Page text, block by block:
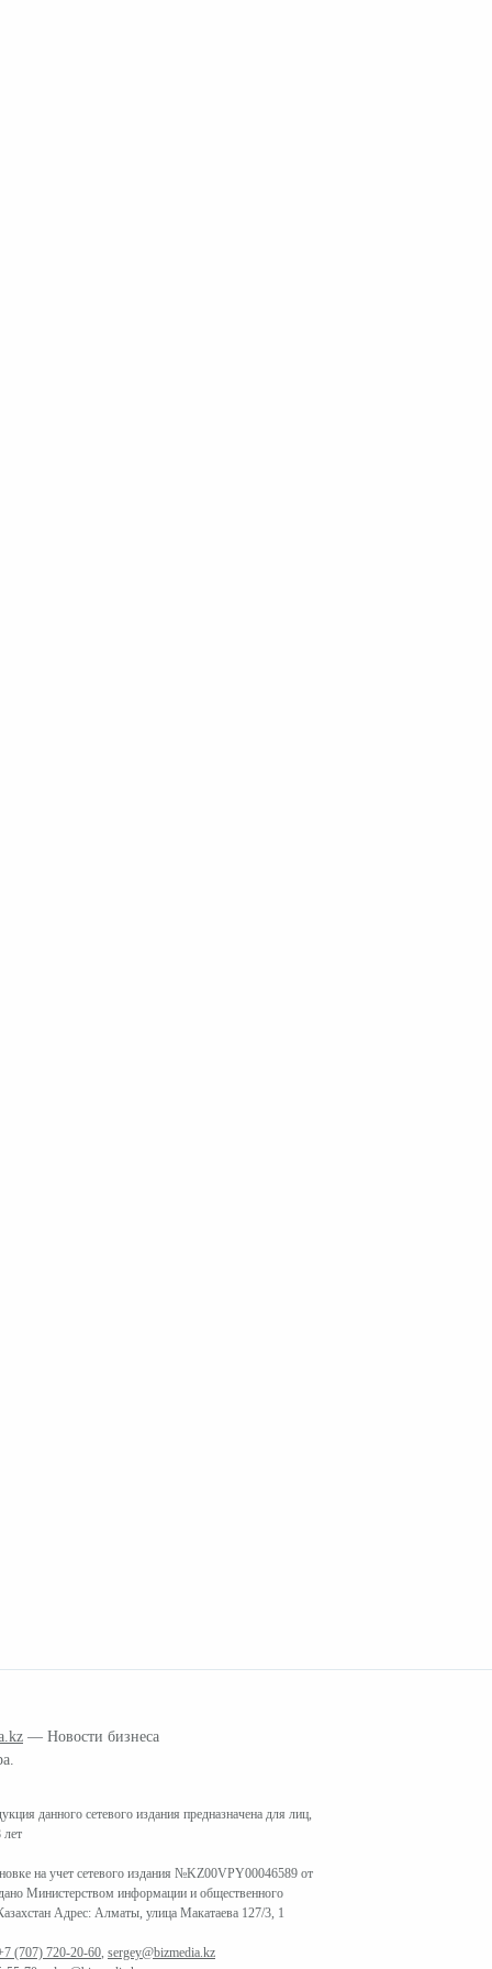
— Новости бизнеса
данного сетевого издания предназначена для лиц,
лет
на учет сетевого издания №KZ00VPY00046589 от
Министерством информации и общественного
Адрес: Алматы, улица Макатаева 127/3, 1
(707) 720-20-60, sergey@bizmedia.kz